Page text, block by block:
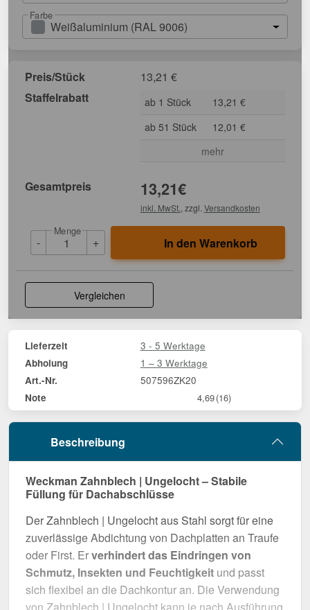
Farbe
Weißaluminium (RAL 9006)
Preis/Stück 13,21 €
Staffelrabatt
ab 1 Stück
13,21 €
ab 51 Stück
12,01 €
mehr
Gesamtpreis 13,21€
inkl. MwSt. , zzgl. Versandkosten
-
Menge
+ In den Warenkorb
Vergleichen
Lieferzeit 3 - 5 Werktage
Abholung 1 – 3 Werktage
Art.-Nr. 507596ZK20
Note 4,69(16)
Beschreibung
Weckman Zahnblech | Ungelocht – Stabile
Füllung für Dachabschlüsse
Der Zahnblech | Ungelocht aus Stahl sorgt für eine
zuverlässige Abdichtung von Dachplatten an Traufe
oder First. Erverhindert das Eindringen von
Schmutz, Insekten und Feuchtigkeit und passt
sich flexibel an die Dachkontur an. Die Verwendung